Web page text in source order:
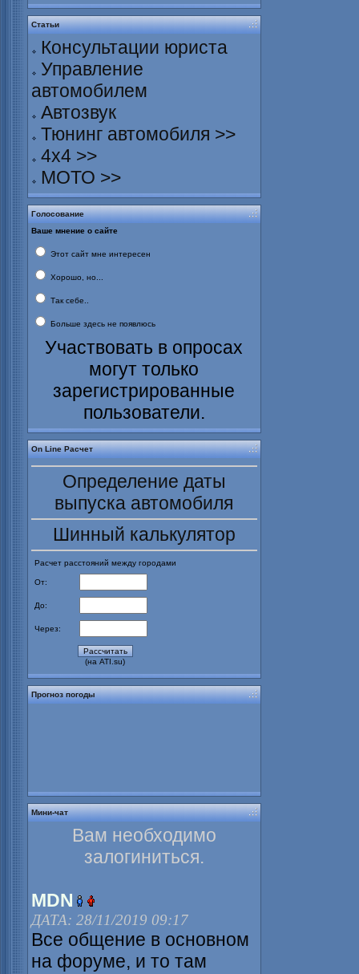
Статьи
Консультации юриста
Управление
автомобилем
Автозвук
Тюнинг автомобиля >>
4х4 >>
МОТО >>
Голосование
Ваше мнение о сайте
Этот сайт мне интересен
Хорошо, но...
Так себе..
Больше здесь не появлюсь
Участвовать в опросах
могут только
зарегистрированные
пользователи.
On Line Расчет
Определение даты
выпуска автомобиля
Шинный калькулятор
Расчет расстояний между городами
От:
До:
Через:
(на ATI.su)
Прогноз погоды
Мини-чат
Вам необходимо
залогиниться.
MDN
ДАТА: 28/11/2019 09:17
Все общение в основном
на форуме, и то там